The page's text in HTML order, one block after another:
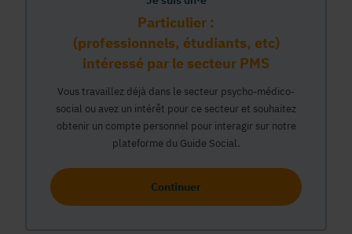
Particulier :
(professionnels, étudiants, etc)
intéressé par le secteur PMS
Vous travaillez déjà dans le secteur psycho-médico-
social ou avez un intérêt pour ce secteur et souhaitez
obtenir un compte personnel pour interagir sur notre
plateforme du Guide Social.
Continuer